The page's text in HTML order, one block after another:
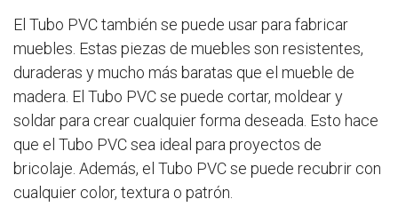
El Tubo PVC también se puede usar para fabricar
muebles. Estas piezas de muebles son resistentes,
duraderas y mucho más baratas que el mueble de
madera. El Tubo PVC se puede cortar, moldear y
soldar para crear cualquier forma deseada. Esto hace
que el Tubo PVC sea ideal para proyectos de
bricolaje. Además, el Tubo PVC se puede recubrir con
cualquier color, textura o patrón.